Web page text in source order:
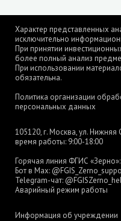
Характер представленных
исключительно
При принятии
более полный анализ
При использовании
обязательна.
Политика организации
персональных данных
105120, г. Москва, ул. Нижняя
время работы: 9:00-18:00
Горячая линия ФГИС «Зерно»:
Бот в Max:
Telegram-чат:
Аварийный режим работы
Информация об учреждении